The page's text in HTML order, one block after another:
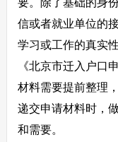
信或者就业单位的
学习或工作的真实
《北京市迁入户口
材料需要提前整理
递交申请材料时，
和需要。